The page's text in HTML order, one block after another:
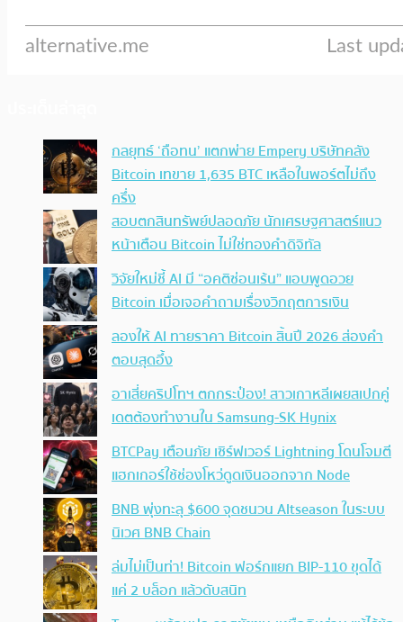
กลยุทธ์ ‘ถือทน’ แตกพ่าย Empery บริษัทคลัง
Bitcoin เทขาย 1,635 BTC เหลือในพอร์ตไม่ถึง
ครึ่ง
สอบตกสินทรัพย์ปลอดภัย นักเศรษฐศาสตร์แนว
หน้าเตือน Bitcoin ไม่ใช่ทองคำดิจิทัล
วิจัยใหม่ชี้ AI มี “อคติซ่อนเร้น” แอบพูดอวย
Bitcoin เมื่อเจอคำถามเรื่องวิกฤตการเงิน
ลองให้ AI ทายราคา Bitcoin สิ้นปี 2026 ส่องคำ
ตอบสุดอึ้ง
อาเสี่ยคริปโทฯ ตกกระป๋อง! สาวเกาหลีเผยสเปกคู่
เดตต้องทำงานใน Samsung-SK Hynix
BTCPay เตือนภัย เซิร์ฟเวอร์ Lightning โดนโจมตี
แฮกเกอร์ใช้ช่องโหว่ดูดเงินออกจาก Node
BNB พุ่งทะลุ $600 จุดชนวน Altseason ในระบบ
นิเวศ BNB Chain
ล่มไม่เป็นท่า! Bitcoin ฟอร์กแยก BIP-110 ขุดได้
แค่ 2 บล็อก แล้วดับสนิท